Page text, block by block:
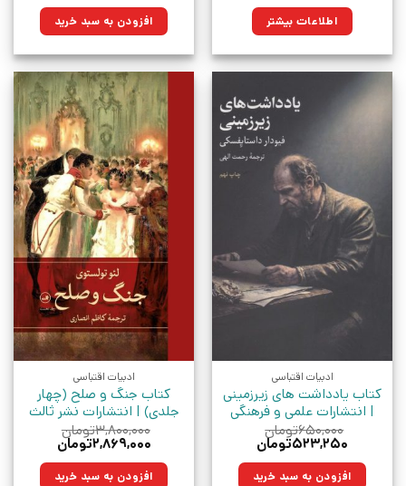
اطلاعات بیشتر ۱,۶۰۰,۰۰۰تومان
بود.
۱,۱۴۴,۰۰۰تومان.افزودن به سبد خرید
ادبیات اقتباسی
کتاب یادداشت های زیرزمینی
| انتشارات علمی و فرهنگی
۶۵۰,۰۰۰تومان
قیمت
۶۵۰,۰۰۰تومان
۵۲۳,۲۵۰تومان
۵۲۳,۲۵۰تومان.افزودن به سبد خرید
ادبیات اقتباسی
کتاب جنگ و صلح (چهار
جلدی) | انتشارات نشر ثالث
۳,۸۰۰,۰۰۰تومان
قیمت
۳,۸۰۰,۰۰۰تومان
۲,۸۶۹,۰۰۰تومان
۲,۸۶۹,۰۰۰تومان. افزودن به سبد خرید